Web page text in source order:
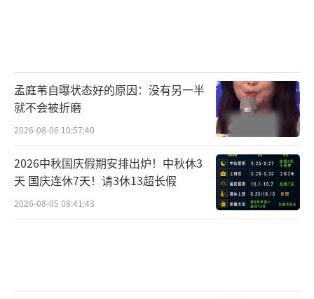
孟庭苇自曝状态好的原因：没有另一半
就不会被折磨
2026-08-06 10:57:40
2026中秋国庆假期安排出炉！中秋休3
天 国庆连休7天！请3休13超长假
2026-08-05 08:41:43